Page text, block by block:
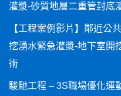
灌漿-砂質地層二重管封底
【工程案例影片】鄰近公
挖湧水緊急灌漿-地下室開
術
駿馳工程 – 3S職場優化運